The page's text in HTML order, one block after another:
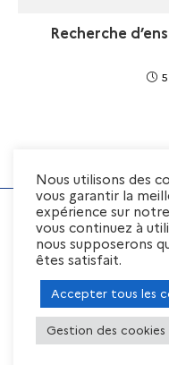
Recherche
Mentions Légales
Conditions
d’utilisation
Préférences de
Contact
Offres
Nous utilisons des
vous garantir la
expérience sur
vous continuez à
nous supposerons
êtes satisfait.
Accepter tous les
Gestion des cookies